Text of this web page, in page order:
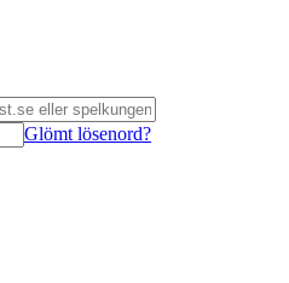
Glömt lösenord?